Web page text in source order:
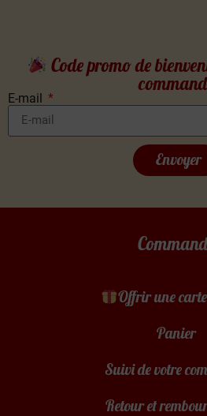
Code promo de
E-mail
Envoyer
Offrir une
Panier
Suivi de votre
Retour et